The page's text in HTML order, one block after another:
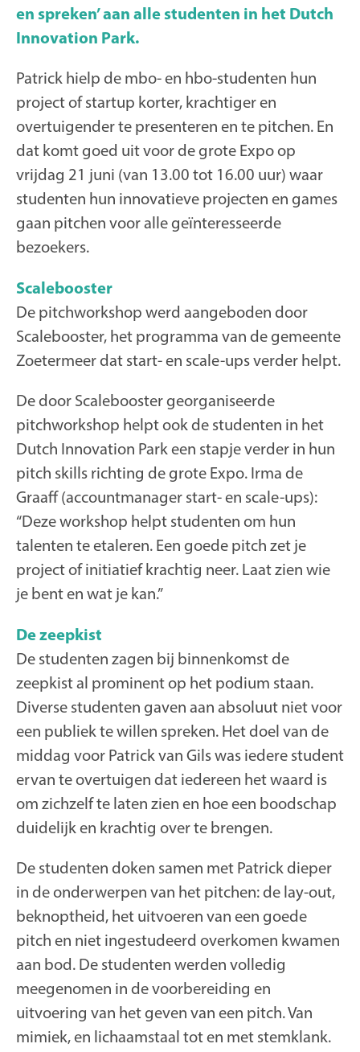
en spreken’ aan alle studenten in het Dutch
Innovation Park.
Patrick hielp de mbo- en hbo-studenten hun
project of startup korter, krachtiger en
overtuigender te presenteren en te pitchen. En
dat komt goed uit voor de grote Expo op
vrijdag 21 juni (van 13.00 tot 16.00 uur) waar
studenten hun innovatieve projecten en games
gaan pitchen voor alle geïnteresseerde
bezoekers.
Scalebooster
De pitchworkshop werd aangeboden door
Scalebooster, het programma van de gemeente
Zoetermeer dat start- en scale-ups verder helpt.
De door Scalebooster georganiseerde
pitchworkshop helpt ook de studenten in het
Dutch Innovation Park een stapje verder in hun
pitch skills richting de grote Expo. Irma de
Graaff (accountmanager start- en scale-ups):
“Deze workshop helpt studenten om hun
talenten te etaleren. Een goede pitch zet je
project of initiatief krachtig neer. Laat zien wie
je bent en wat je kan.”
De zeepkist
De studenten zagen bij binnenkomst de
zeepkist al prominent op het podium staan.
Diverse studenten gaven aan absoluut niet voor
een publiek te willen spreken. Het doel van de
middag voor Patrick van Gils was iedere student
ervan te overtuigen dat iedereen het waard is
om zichzelf te laten zien en hoe een boodschap
duidelijk en krachtig over te brengen.
De studenten doken samen met Patrick dieper
in de onderwerpen van het pitchen: de lay-out,
beknoptheid, het uitvoeren van een goede
pitch en niet ingestudeerd overkomen kwamen
aan bod. De studenten werden volledig
meegenomen in de voorbereiding en
uitvoering van het geven van een pitch. Van
mimiek, en lichaamstaal tot en met stemklank.